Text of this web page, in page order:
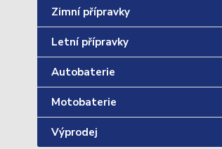
Zimní přípravky
Letní přípravky
Autobaterie
Motobaterie
Výprodej